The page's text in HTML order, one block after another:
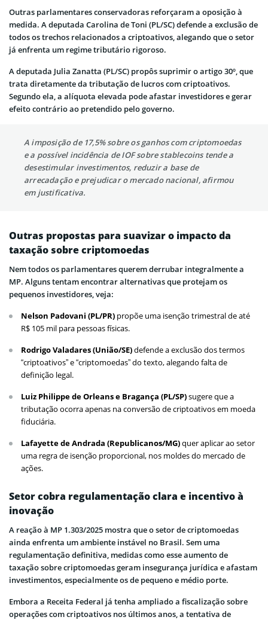
Outras parlamentares conservadoras reforçaram a oposição à
medida. A deputada Carolina de Toni (PL/SC) defende a exclusão de
todos os trechos relacionados a criptoativos, alegando que o setor
já enfrenta um regime tributário rigoroso.
A deputada Julia Zanatta (PL/SC) propôs suprimir o artigo 30º, que
trata diretamente da tributação de lucros com criptoativos.
Segundo ela, a alíquota elevada pode afastar investidores e gerar
efeito contrário ao pretendido pelo governo.
A imposição de 17,5% sobre os ganhos com criptomoedas
e a possível incidência de IOF sobre stablecoins tende a
desestimular investimentos, reduzir a base de
arrecadação e prejudicar o mercado nacional, afirmou
em justificativa.
Outras propostas para suavizar o impacto da
taxação sobre criptomoedas
Nem todos os parlamentares querem derrubar integralmente a
MP. Alguns tentam encontrar alternativas que protejam os
pequenos investidores, veja:
Nelson Padovani (PL/PR) propõe uma isenção trimestral de até
R$ 105 mil para pessoas físicas.
Rodrigo Valadares (União/SE)defende a exclusão dos termos
“criptoativos” e “criptomoedas” do texto, alegando falta de
definição legal.
Luiz Philippe de Orleans e Bragança (PL/SP)sugere que a
tributação ocorra apenas na conversão de criptoativos em moeda
fiduciária.
Lafayette de Andrada (Republicanos/MG)quer aplicar ao setor
uma regra de isenção proporcional, nos moldes do mercado de
ações.
Setor cobra regulamentação clara e incentivo à
inovação
A reação à MP 1.303/2025 mostra que o setor de criptomoedas
ainda enfrenta um ambiente instável no Brasil. Sem uma
regulamentação definitiva, medidas como esse aumento de
taxação sobre criptomoedas geram insegurança jurídica e afastam
investimentos, especialmente os de pequeno e médio porte.
Embora a Receita Federal já tenha ampliado a fiscalização sobre
operações com criptoativos nos últimos anos, a tentativa de